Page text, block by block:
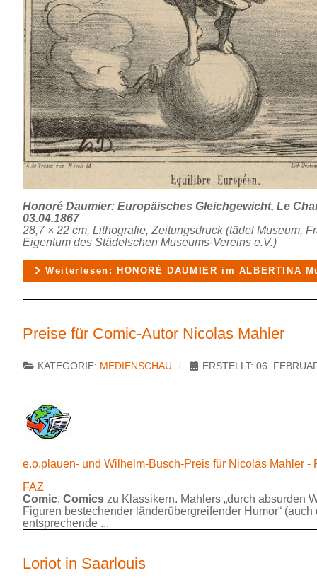
Honoré Daumier: Europäisches Gleichgewicht, Le
03.04.1867
28,7 × 22 cm, Lithografie, Zeitungsdruck (tädel Museum,
Eigentum des Städelschen Museums-Vereins e.V.)
Weiterlesen: HONORÉ DAUMIER im ALBERTINA
Preise für Comic-Autor Nicolas Mahler
KATEGORIE: MEDIENSCHAU ERSTELLT: 06.
e.o.plauen- und Wilhelm-Busch-Preis für Nicolas Mahler -
FAZ
Comic. Comics zu Klassikern. Mahlers „durch absurden
Figuren bestechender länderübergreifender Humor“ (auch
entsprechende ...
Loriot in Saarlouis